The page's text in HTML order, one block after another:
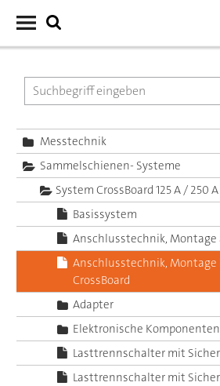
Messtechnik
Sammelschienen- Systeme
System CrossBoard 125 A / 250 A
Basissystem
Anschlusstechnik, Montage
Anschlusstechnik,
CrossBoard
Adapter
Elektronische Komponenten
Lasttrennschalter mit
Lasttrennschalter mit